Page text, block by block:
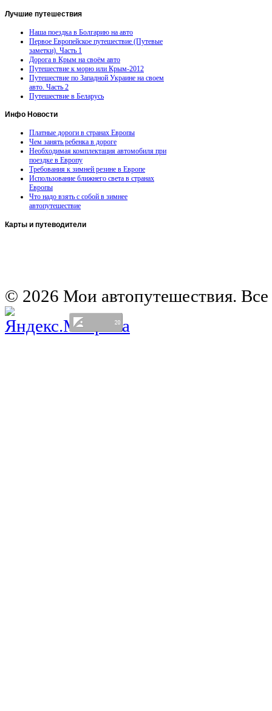
Лучшие путешествия
Наша поездка в Болгарию на авто
Первое Европейское путешествие (Путевые
заметки). Часть 1
Дорога в Крым на своём авто
Путешествие к морю или Крым-2012
Путешествие по Западной Украине на своем
авто. Часть 2
Путешествие в Беларусь
Инфо Новости
Платные дороги в странах Европы
Чем занять ребенка в дороге
Необходимая комплектация автомобиля при
поездке в Европу
Требования к зимней резине в Европе
Использование ближнего света в странах
Европы
Что надо взять с собой в зимнее
автопутешествие
Карты и путеводители
© 2026 Мои автопутешествия.